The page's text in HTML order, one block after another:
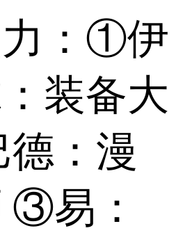
：①伊
装备大
：漫
③易：